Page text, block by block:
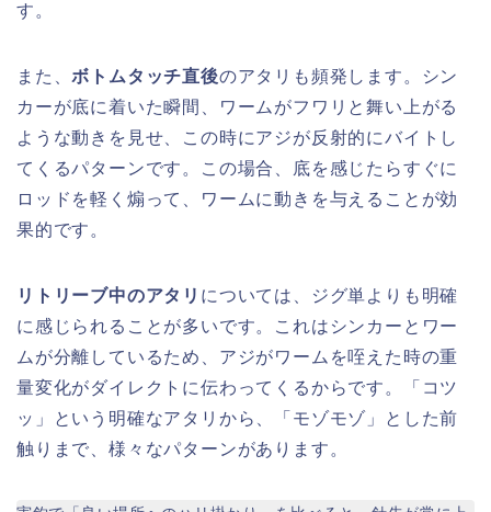
す。
また、ボトムタッチ直後のアタリも頻発します。シン
カーが底に着いた瞬間、ワームがフワリと舞い上がる
ような動きを見せ、この時にアジが反射的にバイトし
てくるパターンです。この場合、底を感じたらすぐに
ロッドを軽く煽って、ワームに動きを与えることが効
果的です。
リトリーブ中のアタリ については、ジグ単よりも明確
に感じられることが多いです。これはシンカーとワー
ムが分離しているため、アジがワームを咥えた時の重
量変化がダイレクトに伝わってくるからです。「コツ
ッ」という明確なアタリから、「モゾモゾ」とした前
触りまで、様々なパターンがあります。